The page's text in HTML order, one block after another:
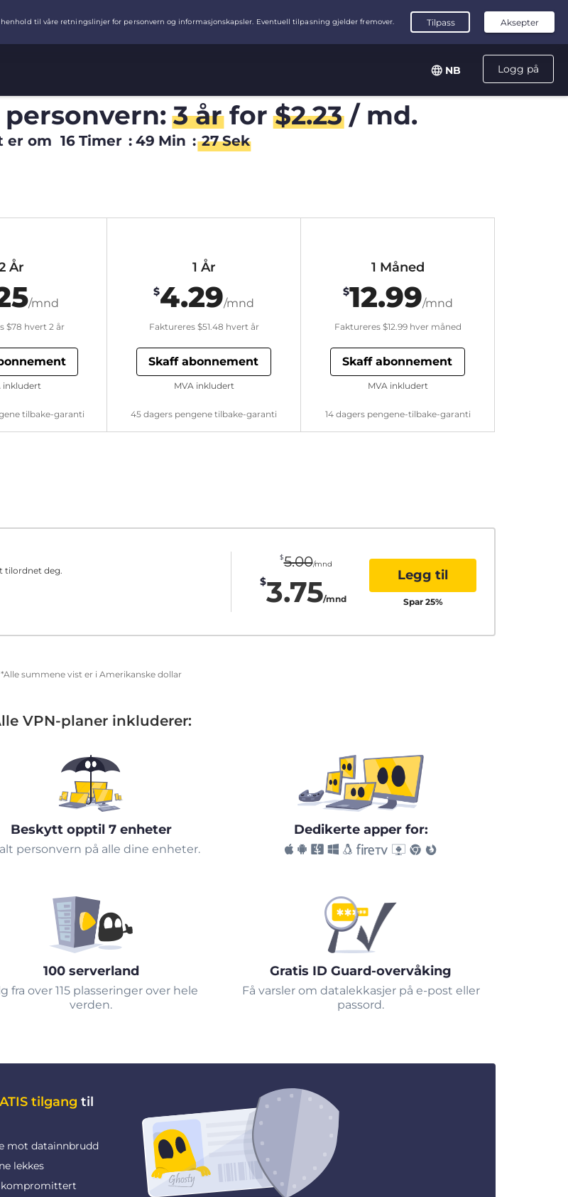
Logg på
NB
3 årfor$2.23/ md.
er om 16 Timer : 49 Min : 26 Sek
År
/mnd
$78 hvert 2 år
tilbake-garanti
inkludert
1 År
$4.29/mnd
Faktureres $51.48 hvert år
Skaff abonnement
45 dagers pengene tilbake-garanti
MVA inkludert
1 Måned
$12.99/mnd
Faktureres $12.99hver måned
Skaff abonnement
14 dagers pengene-tilbake-garanti
MVA inkludert
tilordnet deg.
$5.00/mnd
$3.75/mnd
Legg til
Spar 25%
*Alle summene vist er i Amerikanske dollar
VPN-planer inkluderer:
Beskytt opptil 7 enheter
personvern på alle dine enheter.
Dedikerte apper for:
100 serverland
fra over 115 plasseringer over hele
verden.
Gratis ID Guard-overvåking
Få varsler om datalekkasjer på e-post eller
passord.
tilgang til
mot datainnbrudd
lekkes
kompromittert